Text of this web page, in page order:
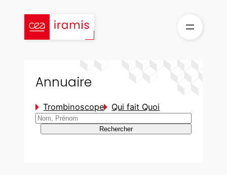
contenu
Annuaire
Trombinoscope Qui fait Quoi
Rechercher